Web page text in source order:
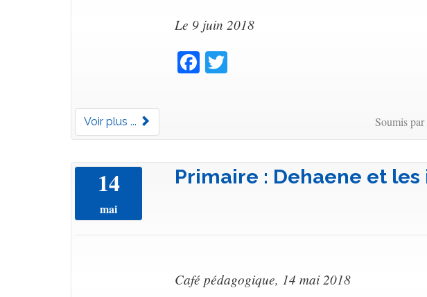
Le 9 juin 2018
Facebook
Voir plus ... Soumis
14
mai
Primaire : Dehaene et les
Café pédagogique, 14 mai 2018